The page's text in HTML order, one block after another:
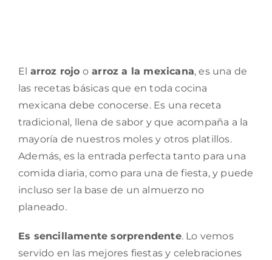
El arroz rojo o arroz a la mexicana, es una de
las recetas básicas que en toda cocina
mexicana debe conocerse. Es una receta
tradicional, llena de sabor y que acompaña a la
mayoría de nuestros moles y otros platillos.
Además, es la entrada perfecta tanto para una
comida diaria, como para una de fiesta, y puede
incluso ser la base de un almuerzo no
planeado.
Es sencillamente sorprendente. Lo vemos
servido en las mejores fiestas y celebraciones